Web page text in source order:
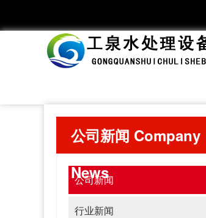
公司新闻 Company
News
公司新闻
行业新闻